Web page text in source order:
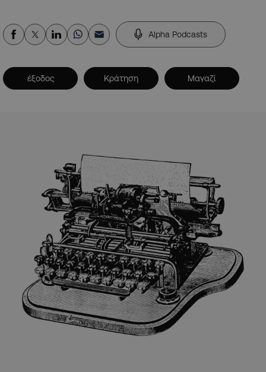
Alpha Podcasts
έξοδος Κράτηση Μαγαζί